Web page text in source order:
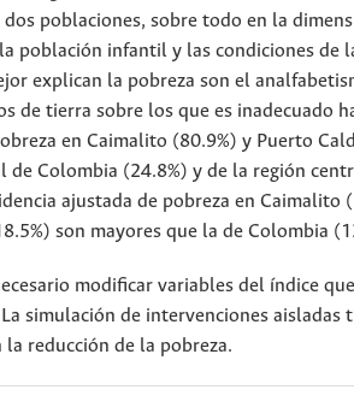
poblaciones, sobre todo en la
población infantil y las condiciones de
explican la pobreza son el
de tierra sobre los que es inadecuado
en Caimalito (80.9%) y Puerto
de Colombia (24.8%) y de la región
ajustada de pobreza en Caimalito
son mayores que la de Colombia
modificar variables del índice
simulación de intervenciones aisladas
la reducción de la pobreza.